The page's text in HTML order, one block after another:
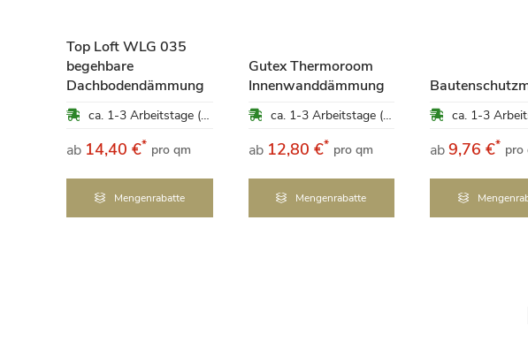
Top Loft WLG 035
begehbare
Dachbodendämmung
ca. 1-3 Arbeitstage (Mo-Fr)
ab 14,40 €* pro qm
Mengenrabatte
Gutex Thermoroom
Innenwanddämmung
ca. 1-3 Arbeitstage (Mo-Fr)
ab 12,80 €* pro qm
Mengenrabatte
ab9,76 €* pro